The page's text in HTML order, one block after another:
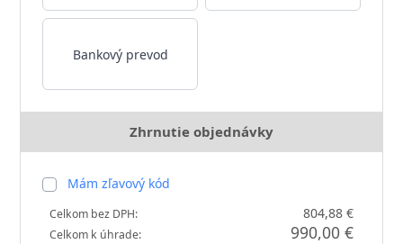
Bankový prevod
Zhrnutie objednávky
Mám zľavový kód
Celkom bez DPH: 804,88 €
Celkom k úhrade: 990,00 €